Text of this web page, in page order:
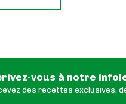
vous à notre
des recettes exclusives,